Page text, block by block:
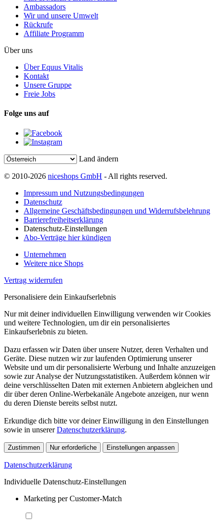
Ambassadors
Wir und unsere Umwelt
Rückrufe
Affiliate Programm
Über uns
Über Equus Vitalis
Kontakt
Unsere Gruppe
Freie Jobs
Folge uns auf
Land ändern
© 2010-2026 niceshops GmbH - All rights reserved.
Impressum und Nutzungsbedingungen
Datenschutz
Allgemeine Geschäftsbedingungen und Widerrufsbelehrung
Barrierefreiheitserklärung
Datenschutz-Einstellungen
Abo-Verträge hier kündigen
Unternehmen
Weitere nice Shops
Vertrag widerrufen
Personalisiere dein Einkaufserlebnis
Nur mit deiner individuellen Einwilligung verwenden wir Cookies
und weitere Technologien, um dir ein personalisiertes
Einkaufserlebnis zu bieten.
Dazu erfassen wir Daten über unsere Nutzer, deren Verhalten und
Geräte. Diese nutzen wir zur laufenden Optimierung unserer
Website und um dir personalisierte Werbung und Inhalte anzuzeigen
sowie zur Analyse der Nutzungsstatistiken. Außerdem können wir
deine verschlüsselten Daten mit externen Anbietern abgleichen und
dir über deren Online-Werbekanäle Angebote anzeigen, nur wenn
du deren Dienste bereits selbst nutzt.
Erkundige dich bitte vor deiner Einwilligung in den Einstellungen
sowie in unsererDatenschutzerklärung.
Zustimmen Nur erforderliche Einstellungen anpassen
Datenschutzerklärung
Individuelle Datenschutz-Einstellungen
Marketing per Customer-Match